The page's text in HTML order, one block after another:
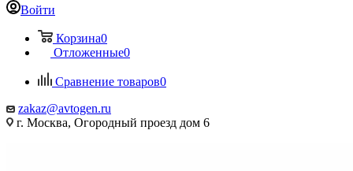
Войти
Корзина0
Отложенные0
Сравнение товаров0
zakaz@avtogen.ru
г. Москва, Огородный проезд дом 6